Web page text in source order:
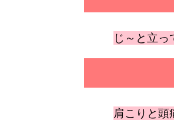
じ～と立
肩こりと頭